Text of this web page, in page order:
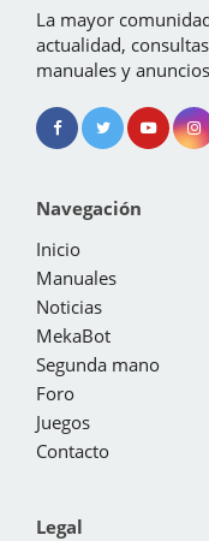
La mayor
actualidad,
manuales y
Navegación
Inicio
Manuales
Noticias
MekaBot
Segunda mano
Foro
Juegos
Contacto
Legal